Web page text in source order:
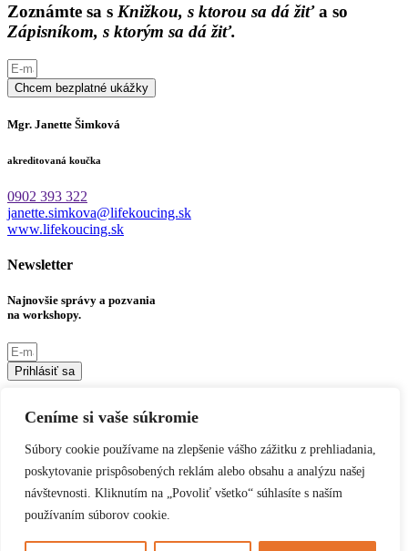
Ceníme si vaše súkromie
Súbory cookie používame na zlepšenie vášho zážitku z prehliadania,
poskytovanie prispôsobených reklám alebo obsahu a analýzu našej
návštevnosti. Kliknutím na „Povoliť všetko“ súhlasíte s naším
používaním súborov cookie.
Zoznámte sa s Knižkou, s ktorou sa dá žiťa so
Zápisníkom, s ktorým sa dá žiť.
Chcem bezplatné ukážky
Mgr. Janette Šimková
akreditovaná koučka
0902 393 322
janette.simkova@lifekoucing.sk
www.lifekoucing.sk
Newsletter
Najnovšie správy a pozvania
na workshopy.
Prihlásiť sa
Sociálne siete
Linkedin Instagram Youtube Facebook
Informácie
Ochrana osobných údajov
2019 © Janette Šimková. Všetky práva vyhradené.